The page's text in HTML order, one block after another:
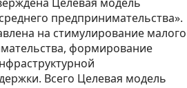
предпринимательства».
на стимулирование малого
формирование
Всего Целевая модель